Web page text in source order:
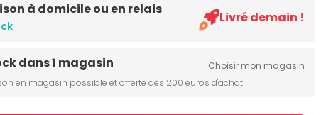
à domicile ou en relais
Livré demain !
dans 1 magasin
Choisir mon magasin
en magasin possible et offerte dès 200 euros d'achat !